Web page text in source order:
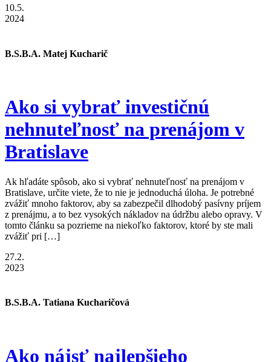
10.5.
2024
B.S.B.A. Matej Kucharič
Ako si vybrať investičnú
nehnuteľnosť na prenájom v
Bratislave
Ak hľadáte spôsob, ako si vybrať nehnuteľnosť na prenájom v
Bratislave, určite viete, že to nie je jednoduchá úloha. Je potrebné
zvážiť mnoho faktorov, aby sa zabezpečil dlhodobý pasívny príjem
z prenájmu, a to bez vysokých nákladov na údržbu alebo opravy. V
tomto článku sa pozrieme na niekoľko faktorov, ktoré by ste mali
zvážiť pri […]
27.2.
2023
B.S.B.A. Tatiana Kucharičová
Ako nájsť najlepšieho